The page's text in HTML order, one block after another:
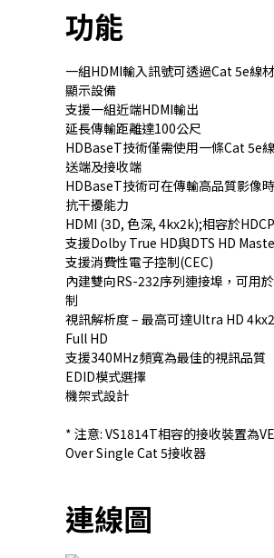
功能
一組HDMI輸入訊號可透過Cat 5e線
顯示設備
支援一組近端HDMI輸出
延長傳輸距離達100公尺
HDBaseT技術僅需使用一條Cat 5e
送端及接收端
HDBaseT技術可在傳輸高品質影像
抗干擾能力
HDMI (3D, 色深, 4kx2k);相容於HDCP
支援Dolby True HD與DTS HD
支援消費性電子控制(CEC)
內建雙向RS-232序列連接埠，可用
制
視訊解析度 – 最高可達Ultra HD
Full HD
支援340MHz頻寬為最佳的視訊品質
EDID模式選擇
機架式設計
* 注意: VS1814T相容的接收裝置為
Over Single Cat 5接收器
連線圖